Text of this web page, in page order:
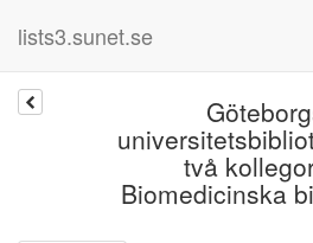
lists3.sunet.se
två
Biomedicinska